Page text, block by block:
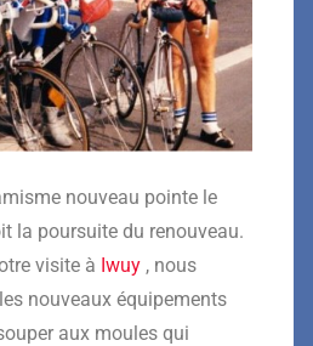
nouveau pointe le
la poursuite du renouveau.
visite à Iwuy , nous
nouveaux équipements
aux moules qui